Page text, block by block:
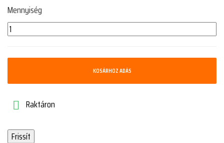
Mennyiség
KOSÁRHOZ ADÁS
 Raktáron